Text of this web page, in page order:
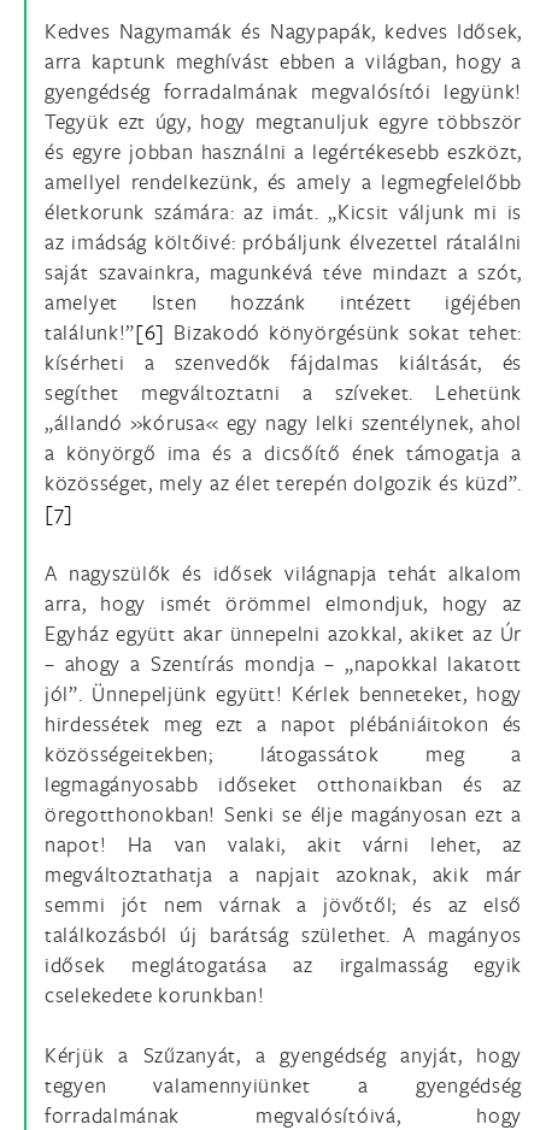
Kedves Nagymamák és Nagypapák, kedves Idősek,
arra kaptunk meghívást ebben a világban, hogy a
gyengédség forradalmának megvalósítói legyünk!
Tegyük ezt úgy, hogy megtanuljuk egyre többször
és egyre jobban használni a legértékesebb eszközt,
amellyel rendelkezünk, és amely a legmegfelelőbb
életkorunk számára: az imát. „Kicsit váljunk mi is
az imádság költőivé: próbáljunk élvezettel rátalálni
saját szavainkra, magunkévá téve mindazt a szót,
amelyet Isten hozzánk intézett igéjében
találunk!”[6] Bizakodó könyörgésünk sokat tehet:
kísérheti a szenvedők fájdalmas kiáltását, és
segíthet megváltoztatni a szíveket. Lehetünk
„állandó »kórusa« egy nagy lelki szentélynek, ahol
a könyörgő ima és a dicsőítő ének támogatja a
közösséget, mely az élet terepén dolgozik és küzd”.
[7]
A nagyszülők és idősek világnapja tehát alkalom
arra, hogy ismét örömmel elmondjuk, hogy az
Egyház együtt akar ünnepelni azokkal, akiket az Úr
– ahogy a Szentírás mondja – „napokkal lakatott
jól”. Ünnepeljünk együtt! Kérlek benneteket, hogy
hirdessétek meg ezt a napot plébániáitokon és
közösségeitekben; látogassátok meg a
legmagányosabb időseket otthonaikban és az
öregotthonokban! Senki se élje magányosan ezt a
napot! Ha van valaki, akit várni lehet, az
megváltoztathatja a napjait azoknak, akik már
semmi jót nem várnak a jövőtől; és az első
találkozásból új barátság születhet. A magányos
idősek meglátogatása az irgalmasság egyik
cselekedete korunkban!
Kérjük a Szűzanyát, a gyengédség anyját, hogy
tegyen valamennyiünket a gyengédség
forradalmának megvalósítóivá, hogy